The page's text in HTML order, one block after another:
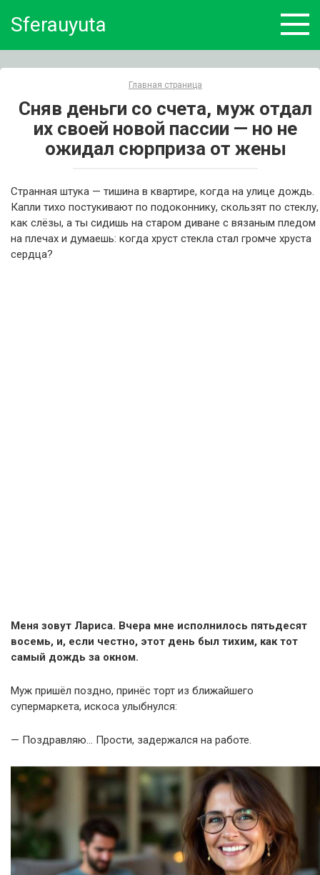
Sferauyuta
Главная страница
Сняв деньги со счета, муж отдал
их своей новой пассии — но не
ожидал сюрприза от жены
Странная штука — тишина в квартире, когда на улице дождь.
Капли тихо постукивают по подоконнику, скользят по стеклу,
как слёзы, а ты сидишь на старом диване с вязаным пледом
на плечах и думаешь: когда хруст стекла стал громче хруста
сердца?
Меня зовут Лариса. Вчера мне исполнилось пятьдесят
восемь, и, если честно, этот день был тихим, как тот
самый дождь за окном.
Муж пришёл поздно, принёс торт из ближайшего
супермаркета, искоса улыбнулся:
— Поздравляю… Прости, задержался на работе.